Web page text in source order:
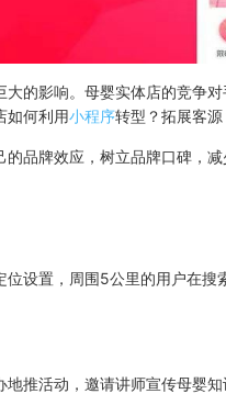
大的影响。母婴实体店的竞争
如何利用小程序转型？拓展客源
品牌效应，树立品牌口碑，
设置，周围5公里的用户在
推活动，邀请讲师宣传母婴